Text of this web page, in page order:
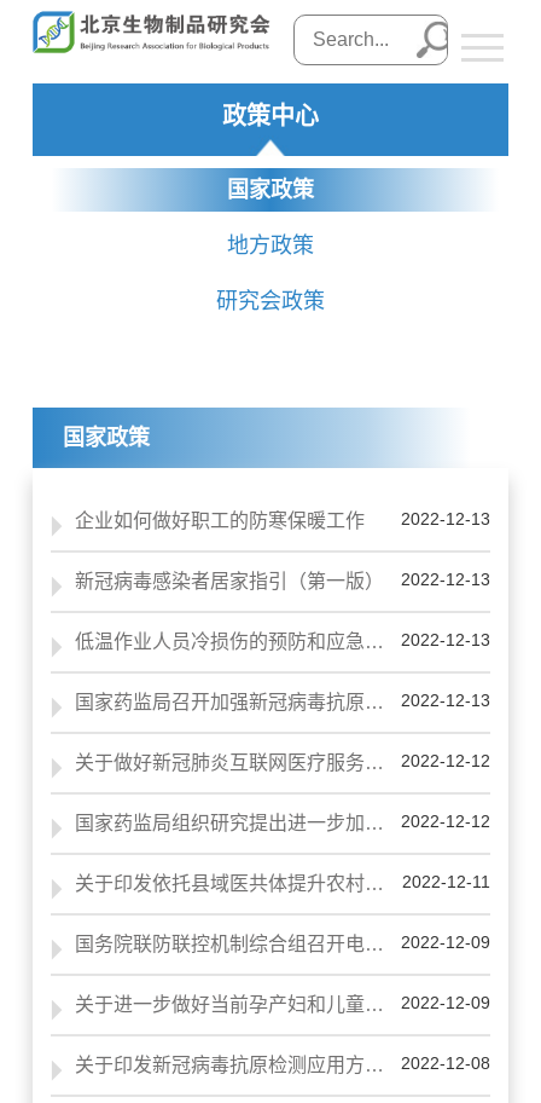
政策中心
国家政策
地方政策
研究会政策
国家政策
企业如何做好职工的防寒保暖工作 2022-12-13
新冠病毒感染者居家指引（第一版） 2022-12-13
低温作业人员冷损伤的预防和应急处置 2022-12-13
国家药监局召开加强新冠病毒抗原检测试剂质量安全监管视频调度会 2022-12-13
关于做好新冠肺炎互联网医疗服务的通知 2022-12-12
国家药监局组织研究提出进一步加强中药安全监管，促进中药传承创新发展的若干措施 2022-12-12
关于印发依托县域医共体提升农村地区新冠肺炎医疗保障能力工作方案的通知 2022-12-11
国务院联防联控机制综合组召开电视电话会议 部署落实新十条防控措施 加快推进医疗资源准备工作 2022-12-09
关于进一步做好当前孕产妇和儿童健康管理与医疗服务保障工作的通知 2022-12-09
关于印发新冠病毒抗原检测应用方案的通知 2022-12-08